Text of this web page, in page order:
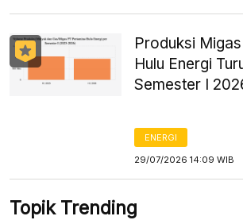
Produksi
Hulu Energi
Semester I
ENERGI
29/07/2026 14:09 WIB
Topik Trending